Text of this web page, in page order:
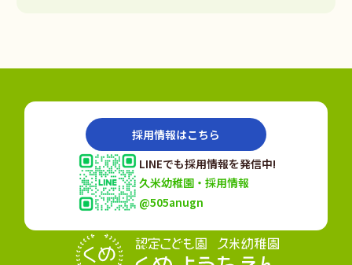
採用情報はこちら
LINEでも採用情報を発信中!
久米幼稚園・採用情報
@505anugn